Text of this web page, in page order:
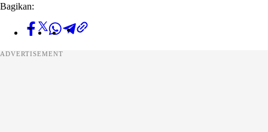
Bagikan:
ADVERTISEMENT